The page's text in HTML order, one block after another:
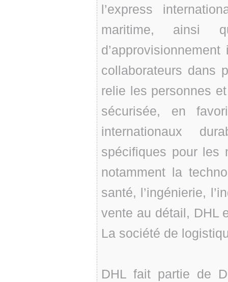
l’express
maritime, ainsi
collaborateurs dans
relie les personnes
sécurisée, en
internationaux
spécifiques pour les
notamment la
santé, l’ingénierie,
vente au détail, DHL
La société de
DHL fait partie de